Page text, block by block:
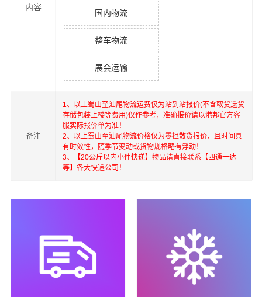
内容
国内物流
整车物流
展会运输
备注
1、以上蜀山至汕尾物流运费仅为站到站报价(不含取货送货
存储包装上楼等费用)仅作参考，准确报价请以港邦官方客
服实际报价单为准！
2、以上蜀山至汕尾物流价格仅为零担散货报价、且时间具
有时效性，随季节变动或货物规格略有浮动！
3、【20公斤以内小件快递】物品请直接联系【四通一达
等】各大快递公司！